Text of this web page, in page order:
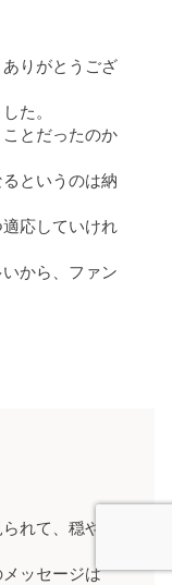
りがとうござ
た。
とだったのか
というのは納
応していけれ
から、ファン
れて、穏やか
ッセージは